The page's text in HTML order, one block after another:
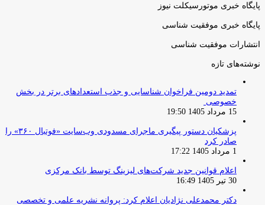
پایگاه خبری موتورسیکلت نیوز
پایگاه خبری موفقیت شناسی
انتشارات موفقیت شناسی
نوشته‌های تازه
تمدید دومین فراخوان شناسایی و جذب استعدادهای برتر در بخش
خصوصی
15 مرداد 1405 19:50
پزشکیان دستور پیگیری ماجرای مسدودی وب‌سایت «فوتبال ۳۶۰» را
صادر کرد
1 مرداد 1405 17:22
اعلام قوانین جدید شرکت‌های لیزینگ توسط بانک مرکزی
30 تیر 1405 16:49
دکتر محمدعلی نژادیان اعلام کرد: پروانه نشریه علمی و تخصصی